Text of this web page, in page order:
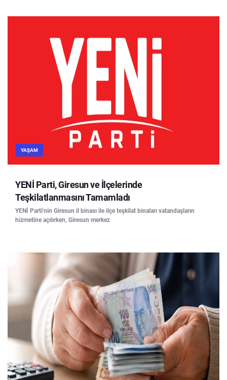
YAŞAM
YENİ Parti, Giresun ve İlçelerinde
Teşkilatlanmasını Tamamladı
YENİ Parti'nin Giresun il binası ile ilçe teşkilat binaları vatandaşların
hizmetine açılırken, Giresun merkez